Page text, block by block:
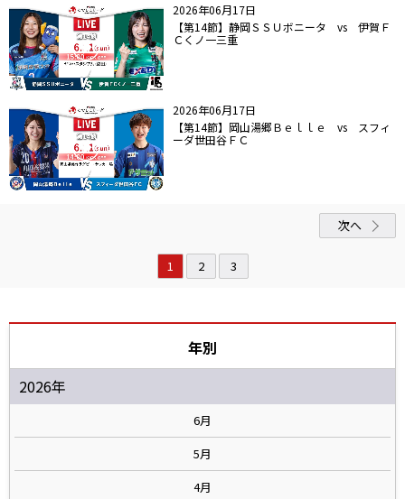
2026年06月17日
【第14節】静岡ＳＳＵボニータ vs 伊賀Ｆ
Ｃくノ一三重
2026年06月17日
【第14節】岡山湯郷Ｂｅｌｌｅ vs スフィ
ーダ世田谷ＦＣ
1 2 3
次へ
年別
2026年
6月
5月
4月